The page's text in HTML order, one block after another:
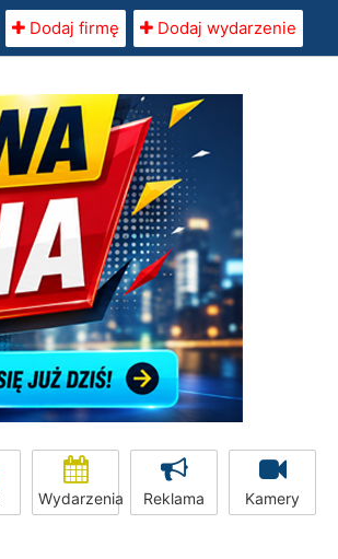
Dodaj firmę Dodaj wydarzenie
Wydarzenia Reklama Kamery